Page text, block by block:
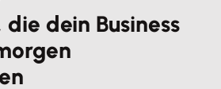
dein Business